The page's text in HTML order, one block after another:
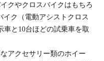
クやクロスバイクはもちろ
イク（電動アシストクロス
車と10台ほどの試乗車を取
アクセサリー類のホイー